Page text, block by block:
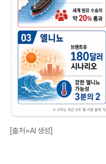
[출처=AI 생성]